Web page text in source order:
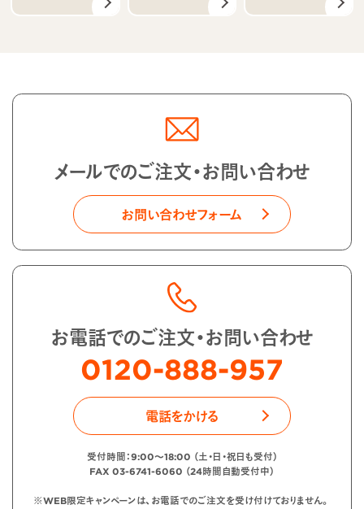
メールでのご注文・お問い合わせ
お問い合わせフォーム
お電話でのご注文・お問い合わせ
0120-888-957
電話をかける
受付時間：9:00〜18:00 （土・日・祝日も受付）
FAX 03-6741-6060 （24時間自動受付中）
※WEB限定キャンペーンは、お電話でのご注文を受け付けておりません。